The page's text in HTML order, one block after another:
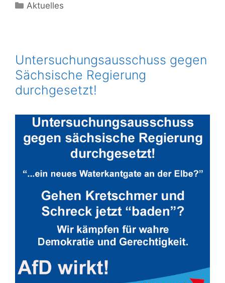
Kategorien
Aktuelles
Untersuchungsausschuss gegen
Sächsische Regierung
durchgesetzt!